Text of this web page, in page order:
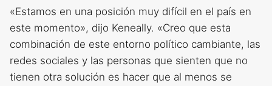
«Estamos en una posición muy difícil en el país en
este momento», dijo Keneally. «Creo que esta
combinación de este entorno político cambiante, las
redes sociales y las personas que sienten que no
tienen otra solución es hacer que al menos se